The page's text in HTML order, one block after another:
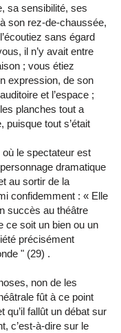
sa sensibilité, ses
son rez-de-chaussée,
sans égard
il n’y avait entre
; vous étiez
expression, de son
et l’espace ;
planches tout a
puisque tout s’était
le spectateur est
dramatique
au sortir de la
confidemment : « Elle
succès au théâtre
ce soit un bien ou un
précisément
" (29) .
non de les
fût à ce point
qu’il fallût un débat sur
c’est-à-dire sur le